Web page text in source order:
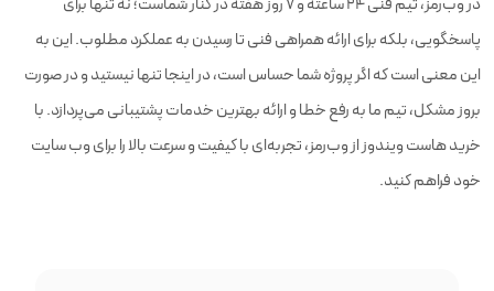
پاسخگویی، بلکه برای ارائه همراهی فنی تا رسیدن به عملکرد مطلوب. این به
این معنی است که اگر پروژه شما حساس است، در اینجا تنها نیستید و در صورت
بروز مشکل، تیم ما به رفع خطا و ارائه بهترین خدمات پشتیبانی می‌پردازد. با
خرید هاست ویندوز از وب‌رمز، تجربه‌ای با کیفیت و سرعت بالا را برای وب سایت
خود فراهم کنید.